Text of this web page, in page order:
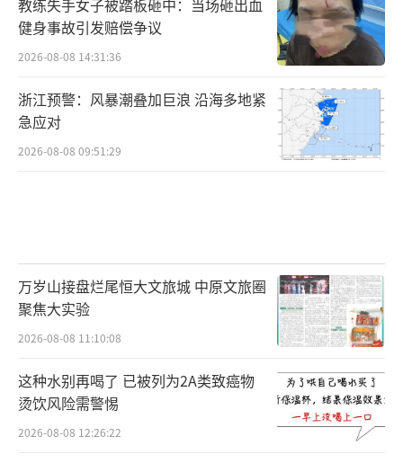
健身事故引发赔偿争议
2026-08-08 14:31:36
浙江预警：风暴潮叠加巨浪 沿海多地紧
急应对
2026-08-08 09:51:29
万岁山接盘烂尾恒大文旅城 中原文旅圈
聚焦大实验
2026-08-08 11:10:08
这种水别再喝了 已被列为2A类致癌物
烫饮风险需警惕
2026-08-08 12:26:22